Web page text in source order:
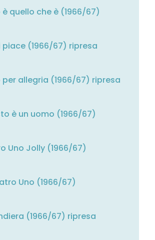
quello che è (1966/67)
piace (1966/67) ripresa
allegria (1966/67) ripresa
è un uomo (1966/67)
Uno Jolly (1966/67)
Uno (1966/67)
(1966/67) ripresa